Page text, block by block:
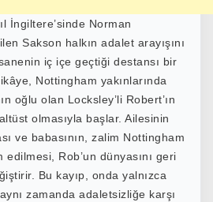
İngiltere’sinde Norman
Sakson halkın adalet arayışını
iç içe geçtiği destansı bir
Nottingham yakınlarında
oğlu olan Locksley’li Robert’ın
olmasıyla başlar. Ailesinin
ve babasının, zalim Nottingham
Rob’un dünyasını geri
Bu kayıp, onda yalnızca
zamanda adaletsizliğe karşı